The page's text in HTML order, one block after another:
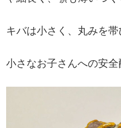
キバは小さく、丸みを帯
小さなお子さんへの安全